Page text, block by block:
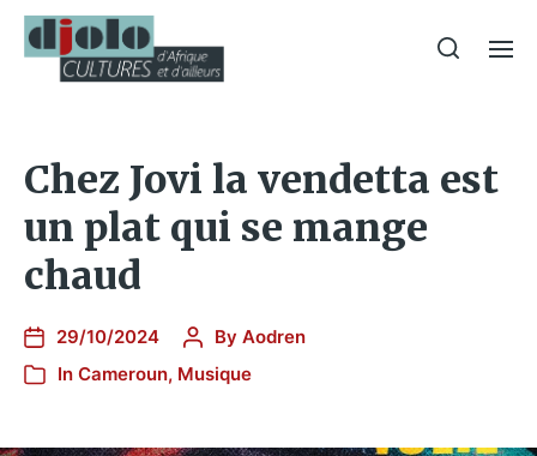
Chez Jovi la vendetta est
un plat qui se mange
chaud
29/10/2024 By Aodren
In Cameroun, Musique